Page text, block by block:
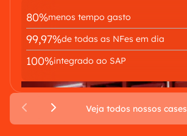
80%menos tempo gasto
99,97%de todas as NFes em dia
100%integrado ao SAP
Veja todos nossos cases